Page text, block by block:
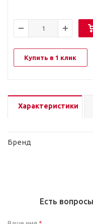
Купить в 1 клик
Характеристики
Бренд
Есть